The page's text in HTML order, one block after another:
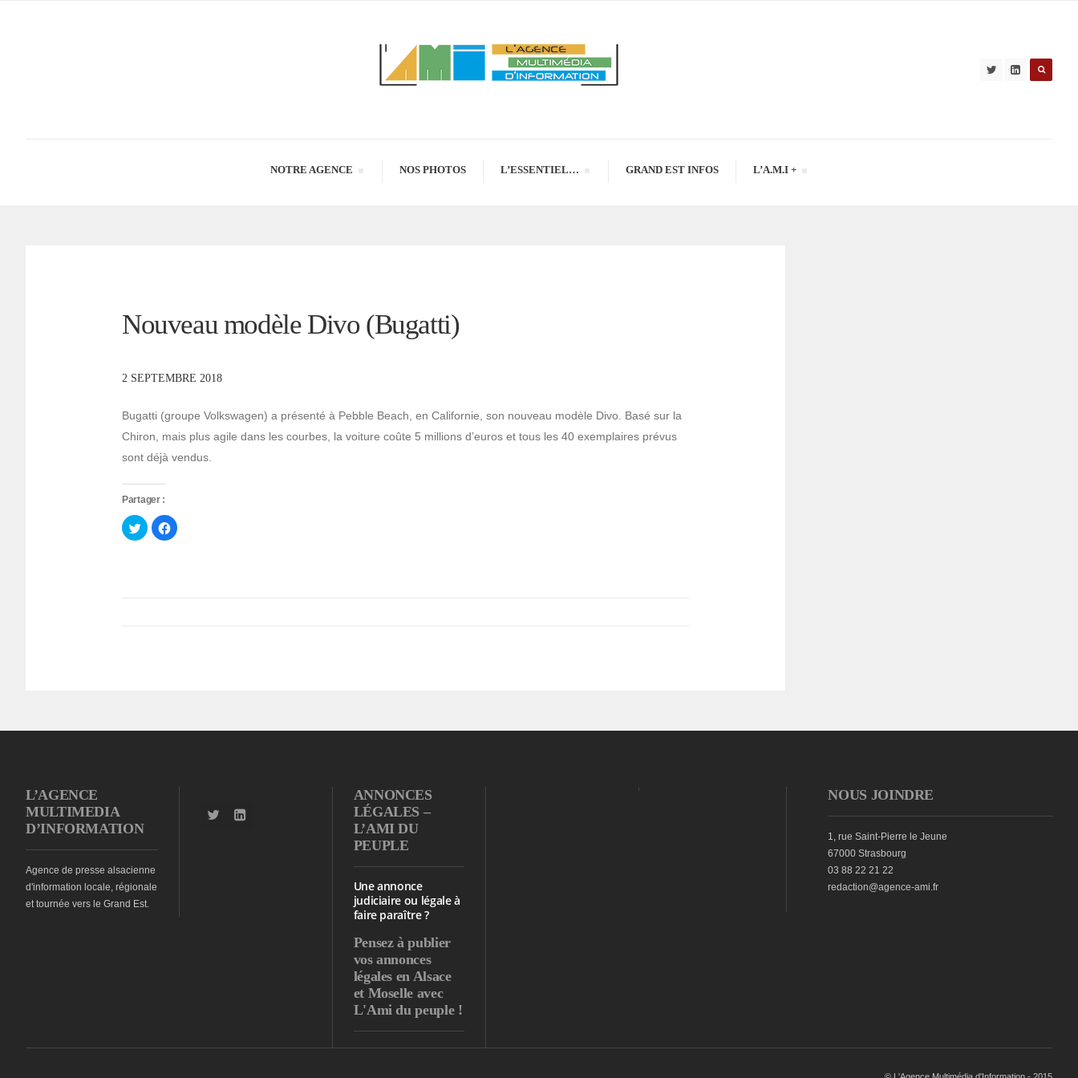
NOTRE AGENCE NOS PHOTOS L’ESSENTIEL… GRAND EST INFOS L’A.M.I +
Nouveau modèle Divo (Bugatti)
2 SEPTEMBRE 2018
Bugatti (groupe Volkswagen) a présenté à Pebble Beach, en Californie, son nouveau modèle Divo. Basé sur la
Chiron, mais plus agile dans les courbes, la voiture coûte 5 millions d’euros et tous les 40 exemplaires prévus
sont déjà vendus.
Partager :
Cliquez
pour
partager
Cliquez
pour
L’AGENCE
MULTIMEDIA
D’INFORMATION
Agence de presse alsacienne
d'information locale, régionale
et tournée vers le Grand Est.
ANNONCES
LÉGALES –
L’AMI DU
PEUPLE
Une annonce
judiciaire ou légale à
faire paraître ?
Pensez à publier
vos annonces
légales en Alsace
et Moselle avec
L'Ami du peuple !
NOUS JOINDRE
1, rue Saint-Pierre le Jeune
67000 Strasbourg
03 88 22 21 22
redaction@agence-ami.fr